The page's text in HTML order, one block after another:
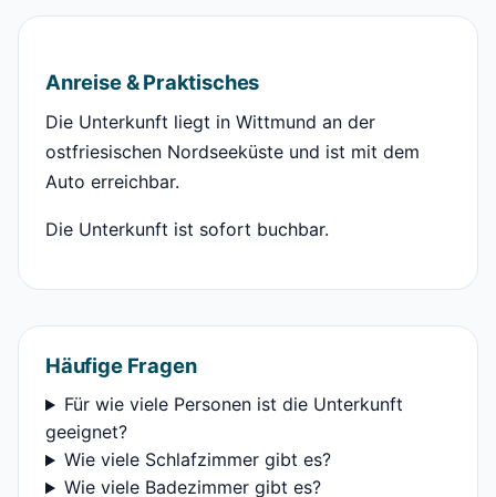
Anreise & Praktisches
Die Unterkunft liegt in Wittmund an der
ostfriesischen Nordseeküste und ist mit dem
Auto erreichbar.
Die Unterkunft ist sofort buchbar.
Häufige Fragen
Für wie viele Personen ist die Unterkunft
geeignet?
Wie viele Schlafzimmer gibt es?
Wie viele Badezimmer gibt es?